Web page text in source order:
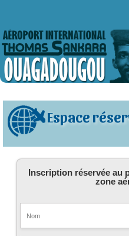
Espace
Inscription réservée au
zone